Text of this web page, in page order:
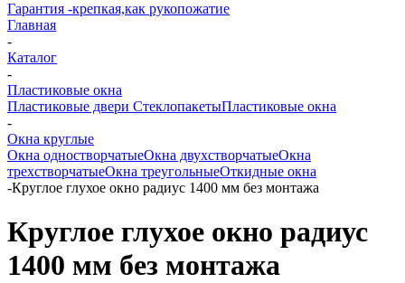
Гарантия -крепкая,как рукопожатие
Главная
-
Каталог
-
Пластиковые окна
Пластиковые двери СтеклопакетыПластиковые окна
-
Окна круглые
Окна одностворчатыеОкна двухстворчатыеОкна
трехстворчатыеОкна треугольныеОткидные окна
-Круглое глухое окно радиус 1400 мм без монтажа
Круглое глухое окно радиус
1400 мм без монтажа